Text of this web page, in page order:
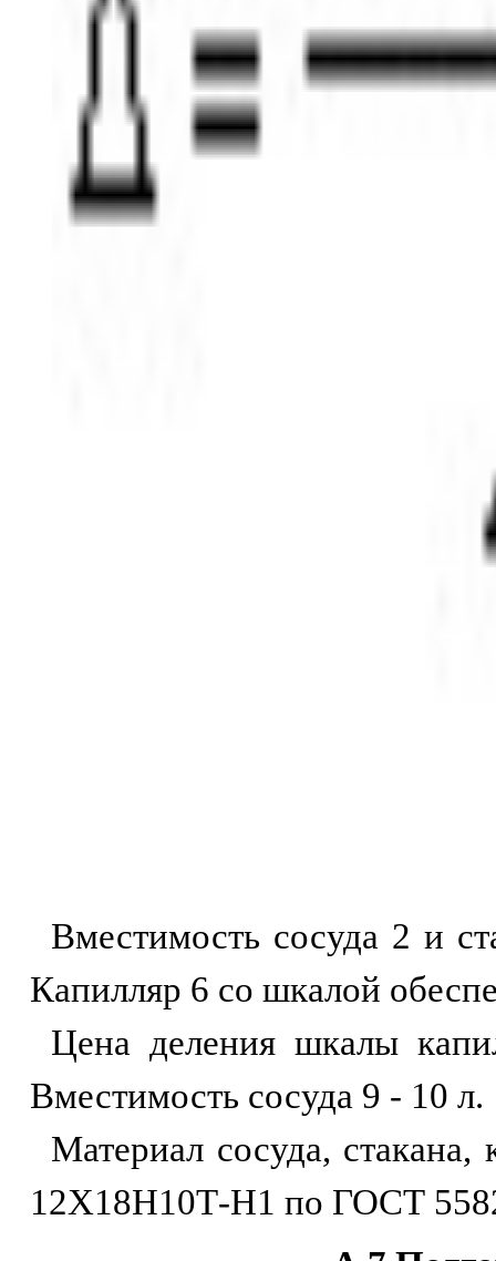
Вместимость сосуда 2 и
Капилляр 6 со шкалой
Цена деления шкалы
Вместимость сосуда 9 - 10 л.
Материал сосуда,
12Х18Н10Т-Н1 по ГОСТ